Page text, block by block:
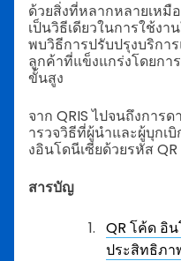
ด้วยสิ่งที่หลากหลายเหมื
เป็นวิธีเดียวในการใช้ง
พบวิธีการปรับปรุงบริกา
ลูกค้าที่แข็งแกร่งโดยกา
ขั้นสูง
จาก QRIS ไปจนถึงการ
ารวจวิธีที่ผู้นําและผู้บุกเ
งอินโดนีเซียด้วยรหัส QR
สารบัญ
QR โค้ด อิ
ประสิทธิภา